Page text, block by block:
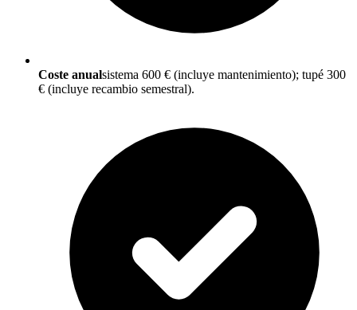
Coste anualsistema 600 € (incluye mantenimiento); tupé 300
€ (incluye recambio semestral).